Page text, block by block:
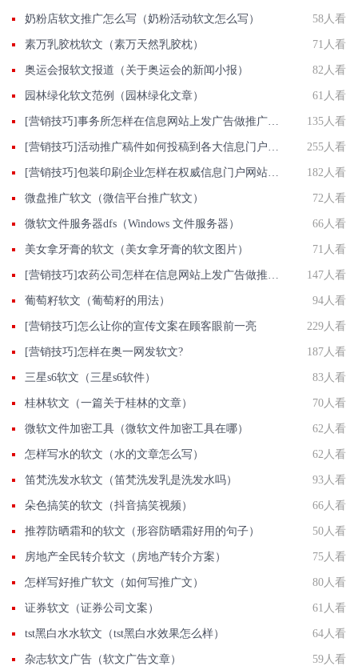
奶粉店软文推广怎么写（奶粉活动软文怎么写） 58人看
素万乳胶枕软文（素万天然乳胶枕） 71人看
奥运会报软文报道（关于奥运会的新闻小报） 82人看
园林绿化软文范例（园林绿化文章） 61人看
[营销技巧]事务所怎样在信息网站上发广告做推广提高产品知名度呢 135人看
[营销技巧]活动推广稿件如何投稿到各大信息门户网站上？ 255人看
[营销技巧]包装印刷企业怎样在权威信息门户网站发稿? 182人看
微盘推广软文（微信平台推广软文） 72人看
微软文件服务器dfs（Windows 文件服务器） 66人看
美女拿牙膏的软文（美女拿牙膏的软文图片） 71人看
[营销技巧]农药公司怎样在信息网站上发广告做推广提高产品知名度呢 147人看
葡萄籽软文（葡萄籽的用法） 94人看
[营销技巧]怎么让你的宣传文案在顾客眼前一亮 229人看
[营销技巧]怎样在奥一网发软文? 187人看
三星s6软文（三星s6软件） 83人看
桂林软文（一篇关于桂林的文章） 70人看
微软文件加密工具（微软文件加密工具在哪） 62人看
怎样写水的软文（水的文章怎么写） 62人看
笛梵洗发水软文（笛梵洗发乳是洗发水吗） 93人看
朵色搞笑的软文（抖音搞笑视频） 66人看
推荐防晒霜和的软文（形容防晒霜好用的句子） 50人看
房地产全民转介软文（房地产转介方案） 75人看
怎样写好推广软文（如何写推广文） 80人看
证券软文（证券公司文案） 61人看
tst黑白水水软文（tst黑白水效果怎么样） 64人看
杂志软文广告（软文广告文章） 59人看